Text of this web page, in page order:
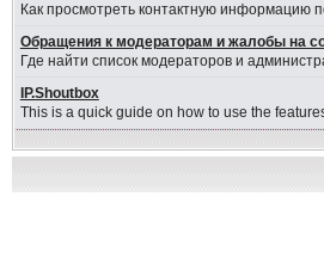
Как просмотреть контактную информацию
Обращения к модераторам и жалобы на
Где найти список модераторов и
IP.Shoutbox
This is a quick guide on how to use the